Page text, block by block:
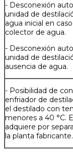
- Desconexión
unidad de
agua inicial en
colector de agua.
- Desconexión
unidad de
ausencia de agua.
- Posibilidad de
enfriador de
el destilado con
menores a 40 °С.
adquiere por
la planta fabricante.